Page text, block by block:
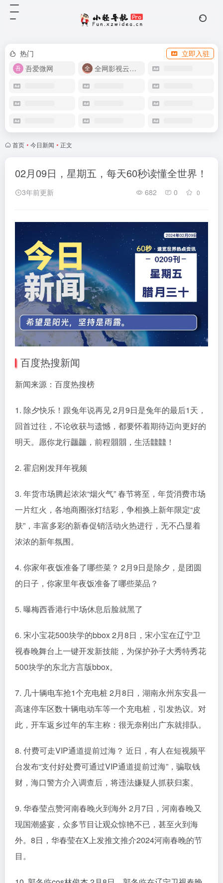
热门
立即入驻
吾爱微网
全网影视云盘资源
首页 • 今日新闻 • 正文
02月09日，星期五，每天60秒读懂全世界！
3年前更新 682 0 0
百度热搜新闻
新闻来源：百度热搜榜
1. 除夕快乐！跟兔年说再见 2月9日是兔年的最后1天，
回首过往，不论收获与遗憾，都要怀着期待迈向更好的
明天。愿你龙行龘龘，前程朤朤，生活䲜䲜！
2. 霍启刚发拜年视频
3. 年货市场腾起浓浓“烟火气” 春节将至，年货消费市场
一片红火，各地商圈张灯结彩，争相换上新年限定“皮
肤”，丰富多彩的新春促销活动火热进行，无不凸显着
浓浓的新年氛围。
4. 你家年夜饭准备了哪些菜？ 2月9日是除夕，是团圆
的日子，你家里年夜饭准备了哪些菜品？
5. 曝梅西香港行中场休息后脸就黑了
6. 宋小宝花500块学的bbox 2月8日，宋小宝在辽宁卫
视春晚舞台上一键开发新技能，为保护孙子大秀特秀花
500块学的东北方言版bbox。
7. 几十辆电车抢1个充电桩 2月8日，湖南永州东安县一
高速停车区数十辆电动车等一个充电桩，引发热议。对
此，开车返乡过年的车主称：很无奈刚出广东就排队。
8. 付费可走VIP通道提前过海？ 近日，有人在短视频平
台发布“支付好处费可通过VIP通道提前过海”，骗取钱
财，海口警方介入调查后，将违法嫌疑人抓获归案。
9. 华春莹点赞河南春晚火到海外 2月7日，河南春晚又
现国潮盛宴，众多节目让观众惊艳不已，甚至火到海
外。8日，华春莹在X上发推文推介2024河南春晚的节
目。